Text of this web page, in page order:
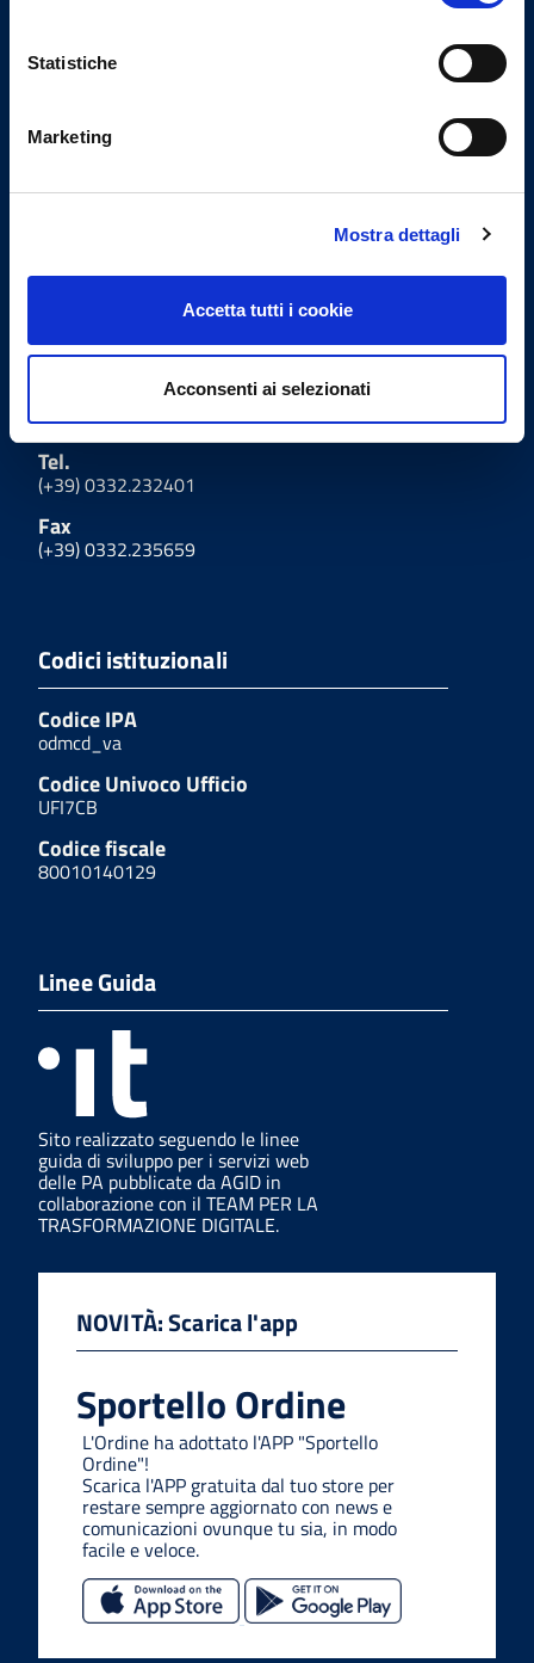
Statistiche
Marketing
Mostra dettagli
Accetta tutti i cookie
Acconsenti ai selezionati
protocollo@pec.omceovarese.it
Indirizzo
Viale Milano, 27 - 21100
Varese
Tel.
(+39) 0332.232401
Fax
(+39) 0332.235659
Codici istituzionali
Codice IPA
odmcd_va
Codice Univoco Ufficio
UFI7CB
Codice fiscale
80010140129
Linee Guida
Sito realizzato seguendo le linee
guida di sviluppo per i servizi web
delle PA pubblicate da AGID in
collaborazione con il TEAM PER LA
TRASFORMAZIONE DIGITALE.
NOVITÀ: Scarica l'app
Sportello Ordine
L'Ordine ha adottato l'APP "Sportello
Ordine"!
Scarica l'APP gratuita dal tuo store per
restare sempre aggiornato con news e
comunicazioni ovunque tu sia, in modo
facile e veloce.